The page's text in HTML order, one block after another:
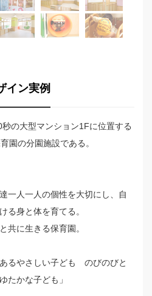
イン実例
の大型マンション1Fに位置する
園の分園施設である。
一人一人の個性を大切にし、自
る身と体を育てる。
共に生きる保育園。
るやさしい子ども のびのびと
たかな子ども」